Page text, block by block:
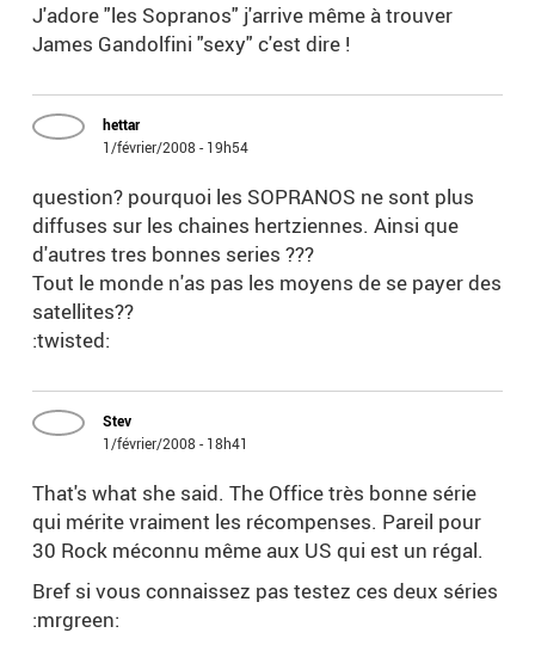
J'adore "les Sopranos" j'arrive même à trouver
James Gandolfini "sexy" c'est dire !
hettar
1/février/2008 - 19h54
question? pourquoi les SOPRANOS ne sont plus
diffuses sur les chaines hertziennes. Ainsi que
d'autres tres bonnes series ???
Tout le monde n'as pas les moyens de se payer des
satellites??
:twisted:
Stev
1/février/2008 - 18h41
That's what she said. The Office très bonne série
qui mérite vraiment les récompenses. Pareil pour
30 Rock méconnu même aux US qui est un régal.
Bref si vous connaissez pas testez ces deux séries
:mrgreen: